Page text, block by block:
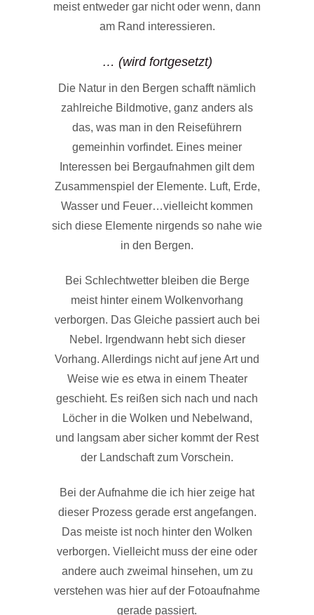
meist entweder gar nicht oder wenn, dann
am Rand interessieren.
… (wird fortgesetzt)
Die Natur in den Bergen schafft nämlich
zahlreiche Bildmotive, ganz anders als
das, was man in den Reiseführern
gemeinhin vorfindet. Eines meiner
Interessen bei Bergaufnahmen gilt dem
Zusammenspiel der Elemente. Luft, Erde,
Wasser und Feuer…vielleicht kommen
sich diese Elemente nirgends so nahe wie
in den Bergen.
Bei Schlechtwetter bleiben die Berge
meist hinter einem Wolkenvorhang
verborgen. Das Gleiche passiert auch bei
Nebel. Irgendwann hebt sich dieser
Vorhang. Allerdings nicht auf jene Art und
Weise wie es etwa in einem Theater
geschieht. Es reißen sich nach und nach
Löcher in die Wolken und Nebelwand,
und langsam aber sicher kommt der Rest
der Landschaft zum Vorschein.
Bei der Aufnahme die ich hier zeige hat
dieser Prozess gerade erst angefangen.
Das meiste ist noch hinter den Wolken
verborgen. Vielleicht muss der eine oder
andere auch zweimal hinsehen, um zu
verstehen was hier auf der Fotoaufnahme
gerade passiert.